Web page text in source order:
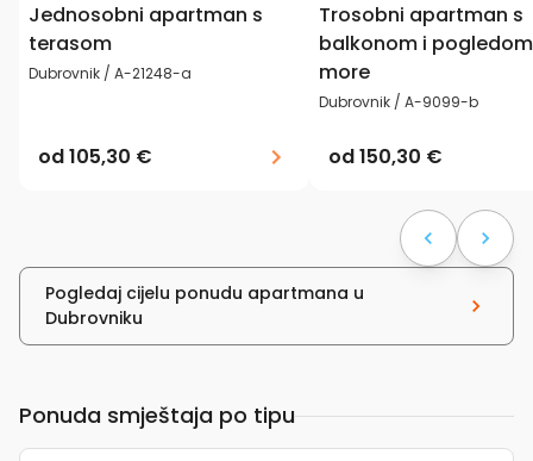
Jednosobni apartman s
terasom
Dubrovnik / A-21248-a
od105,30 €
Trosobni apartman s
balkonom i
more
Dubrovnik / A-9099-b
od150,30 €
Pogledaj cijelu ponudu apartmana u
Dubrovniku
Ponuda smještaja po tipu